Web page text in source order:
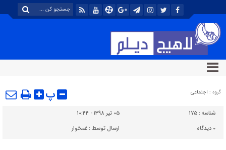
گروه : اجتماعی پ
شناسه : ۱۷۵
۰۵ تیر ۱۳۹۸ - ۱۰:۴۴
۰ دیدگاه ارسال توسط :غمخوار